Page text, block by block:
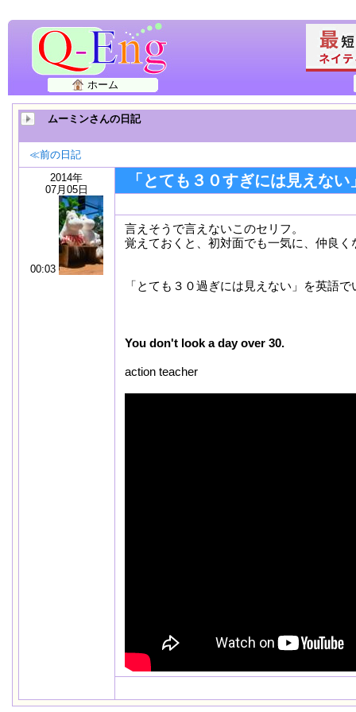
ホーム
ムーミンさんの日記
≪前の日記
2014年
07月05日
00:03
「とても３０すぎには見えな
言えそうで言えないこのセリフ。
覚えておくと、初対面でも一気に、仲良く
「とても３０過ぎには見えない」を英語で
You don't look a day over 30.
action teacher